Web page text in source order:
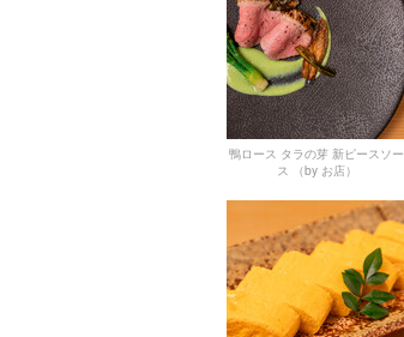
鴨ロース タラの芽 新ピースソー
ス
（by お店）